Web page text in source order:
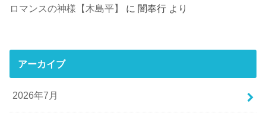
ロマンスの神様【木島平】
に闇奉行 より
アーカイブ
2026年7月